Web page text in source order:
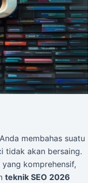
membahas suatu
tidak akan bersaing.
yang komprehensif,
teknik SEO 2026